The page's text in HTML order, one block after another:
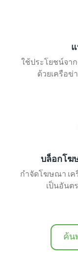
ใช้ประโยชน์จา
ด้วยเครือข่
บล็อกโฆ
กำจัดโฆษณา เ
เป็นอันตร
ค้น